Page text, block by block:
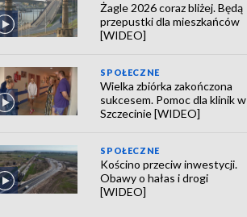
Żagle 2026 coraz bliżej. Będą
przepustki dla mieszkańców
[WIDEO]
SPOŁECZNE
Wielka zbiórka zakończona
sukcesem. Pomoc dla klinik w
Szczecinie [WIDEO]
SPOŁECZNE
Kościno przeciw inwestycji.
Obawy o hałas i drogi
[WIDEO]